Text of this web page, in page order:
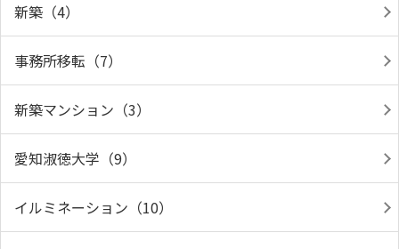
新築（4）
事務所移転（7）
新築マンション（3）
愛知淑徳大学（9）
イルミネーション（10）